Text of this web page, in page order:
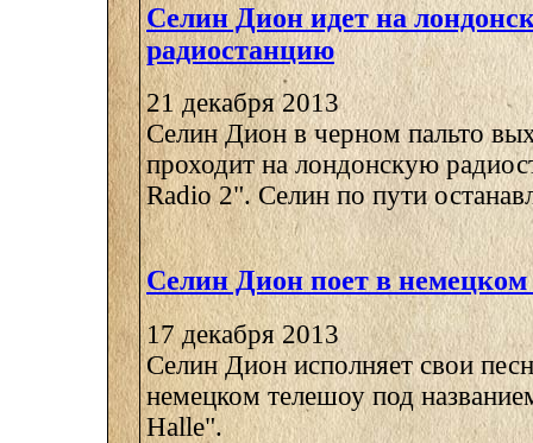
Селин Дион идет на
радиостанцию
21 декабря 2013
Селин Дион в черном пальто
проходит на лондонскую
Radio 2". Селин по пути
Селин Дион поет в немецком
17 декабря 2013
Селин Дион исполняет свои
немецком телешоу под
Halle".